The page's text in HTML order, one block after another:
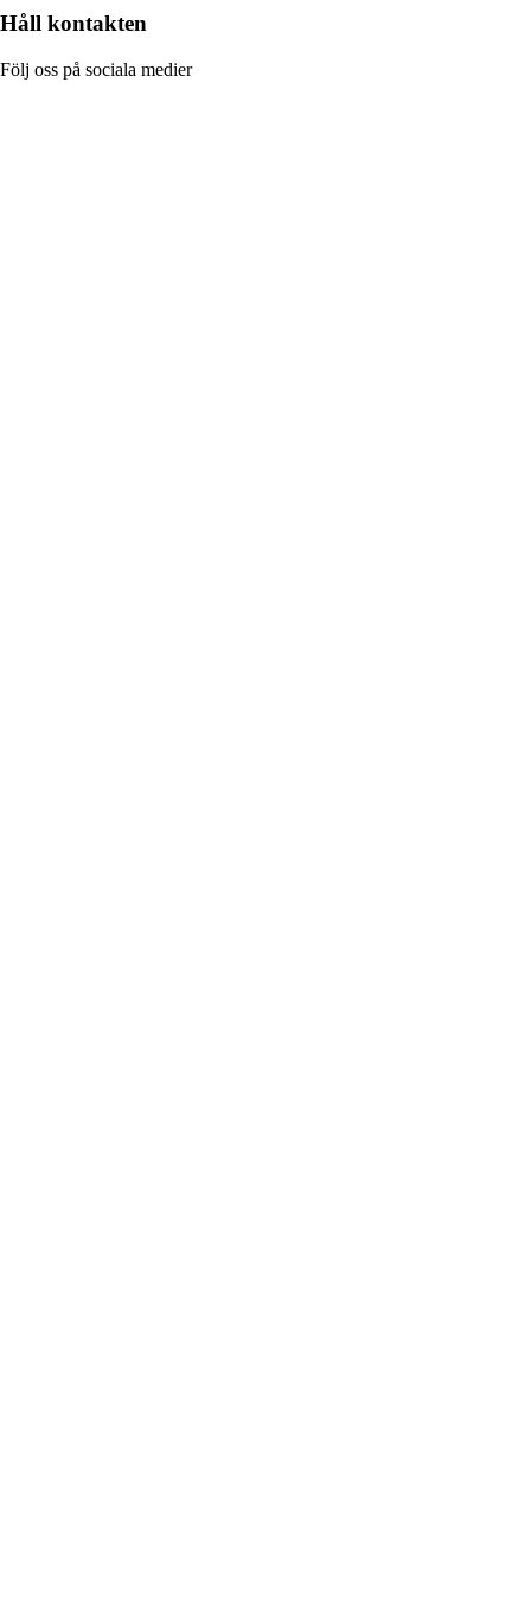
Håll kontakten
Följ oss på sociala medier